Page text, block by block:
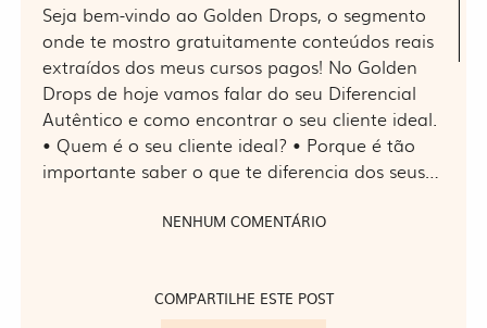
Seja bem-vindo ao Golden Drops, o segmento
onde te mostro gratuitamente conteúdos reais
extraídos dos meus cursos pagos! No Golden
Drops de hoje vamos falar do seu Diferencial
Autêntico e como encontrar o seu cliente ideal.
• Quem é o seu cliente ideal? • Porque é tão
importante saber o que te diferencia dos seus…
NENHUM COMENTÁRIO
COMPARTILHE ESTE POST